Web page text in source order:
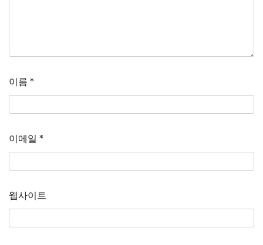
이름 *
이메일 *
웹사이트